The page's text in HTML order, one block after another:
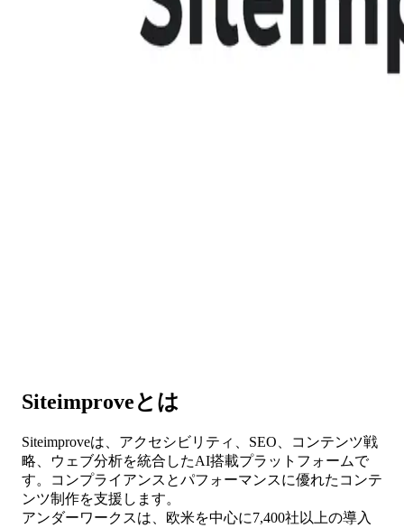
Siteimproveとは
Siteimproveは、アクセシビリティ、SEO、コンテンツ戦
略、ウェブ分析を統合したAI搭載プラットフォームで
す。コンプライアンスとパフォーマンスに優れたコンテ
ンツ制作を支援します。
アンダーワークスは、欧米を中心に7,400社以上の導入